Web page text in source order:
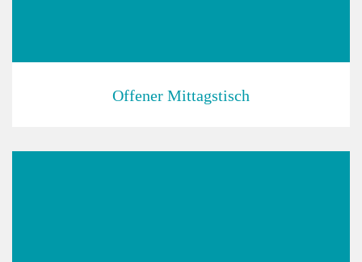
Offener Mittagstisch